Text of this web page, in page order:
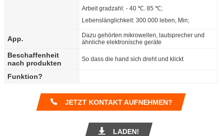
Arbeit gradzahl: - 40 ℃. 85 ℃;
Lebenslänglichkeit: 300.000 leben, Min;
App.
Dazu gehörten mikrowellen, lautsprecher und
ähnliche elektronische geräte
Beschaffenheit
nach produkten
So dass die hand sich dreht und klickt
Funktion?
JETZT KONTAKT AUFNEHMEN?
LADEN!